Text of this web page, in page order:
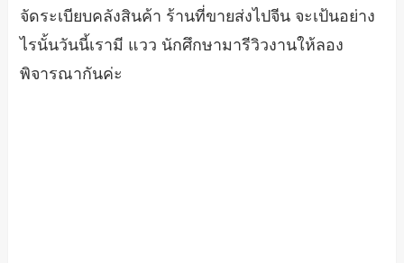
จัดระเบียบคลังสินค้า ร้านที่ขายส่งไปจีน จะเป้นอย่าง
ไรนั้นวันนี้เรามี แวว นักศึกษามารีวิวงานให้ลอง
พิจารณากันค่ะ